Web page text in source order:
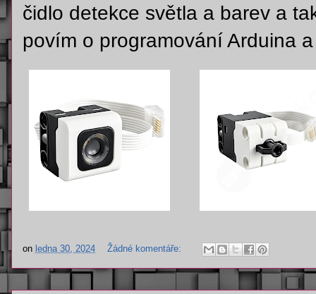
čidlo detekce světla a barev a
povím o programování Arduina
on ledna 30, 2024 Žádné komentáře: